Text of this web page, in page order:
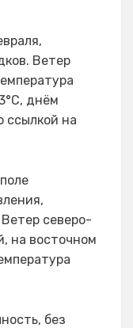
Ветер
днём
ссылкой на
северо-
на восточном
без